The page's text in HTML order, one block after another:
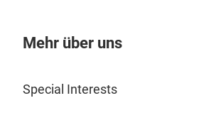
Mehr über uns
Special Interests